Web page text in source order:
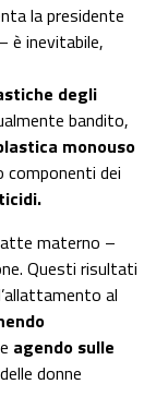
la presidente
è inevitabile,
degli
bandito,
monouso
componenti dei
materno –
Questi risultati
al
e agendo sulle
delle donne